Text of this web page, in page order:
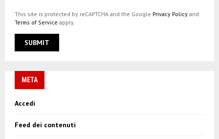
This site is protected by reCAPTCHA and the Google Privacy Policy and
Terms of Service apply.
META
Accedi
Feed dei contenuti